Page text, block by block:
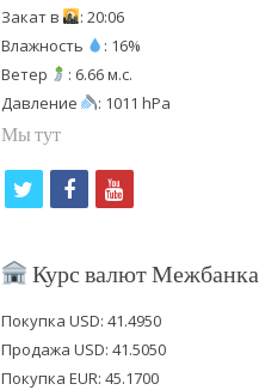
Закат в
: 20:06
Влажность
: 16%
Ветер
: 6.66 м.с.
Давление
: 1011 hPa
Мы тут
i
t
e
f
c
b
o
y
u
u
b
Курс валют Межбанка
Покупка USD: 41.4950
Продажа USD: 41.5050
Покупка EUR: 45.1700